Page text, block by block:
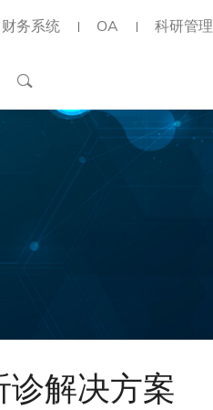
财务系统 OA 科研管理
岗位总览
科研类职位
程类职位
解决方案